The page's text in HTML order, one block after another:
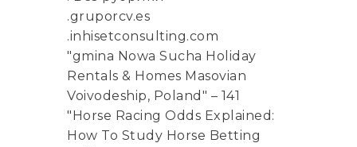
.gruporcv.es
.inhisetconsulting.com
"gmina Nowa Sucha Holiday
Rentals & Homes Masovian
Voivodeship, Poland" – 141
"Horse Racing Odds Explained:
How To Study Horse Betting